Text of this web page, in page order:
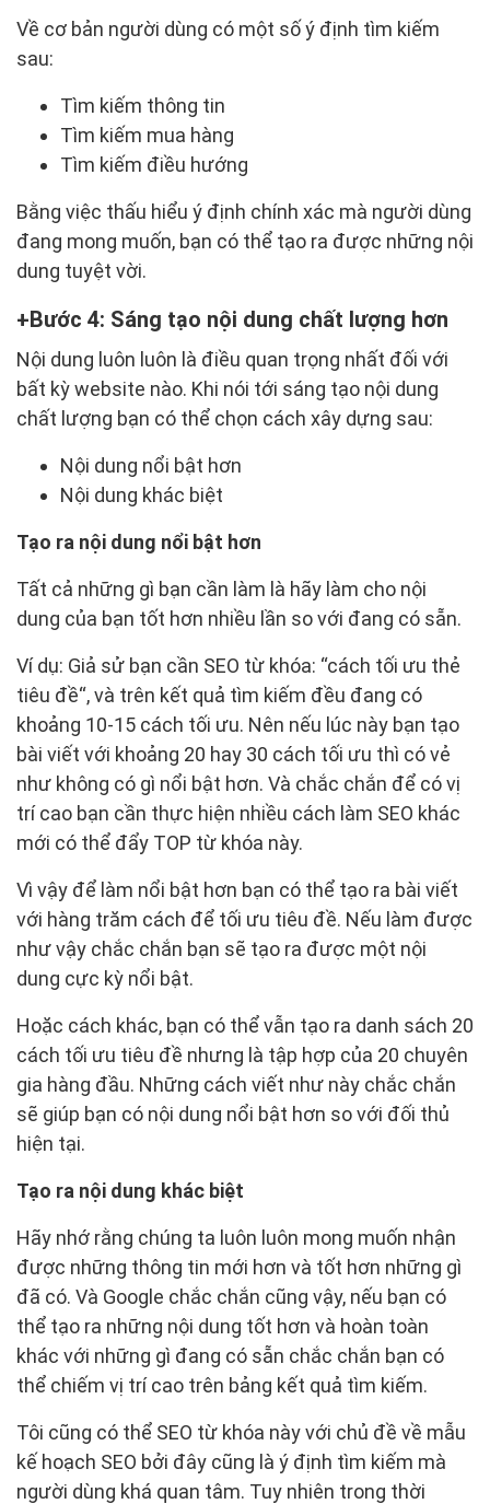
Về cơ bản người dùng có một số ý định tìm kiếm
sau:
Tìm kiếm thông tin
Tìm kiếm mua hàng
Tìm kiếm điều hướng
Bằng việc thấu hiểu ý định chính xác mà người dùng
đang mong muốn, bạn có thể tạo ra được những nội
dung tuyệt vời.
Bước 4: Sáng tạo nội dung chất lượng hơn
Nội dung luôn luôn là điều quan trọng nhất đối với
bất kỳ website nào. Khi nói tới sáng tạo nội dung
chất lượng bạn có thể chọn cách xây dựng sau:
Nội dung nổi bật hơn
Nội dung khác biệt
Tạo ra nội dung nổi bật hơn
Tất cả những gì bạn cần làm là hãy làm cho nội
dung của bạn tốt hơn nhiều lần so với đang có sẵn.
Ví dụ: Giả sử bạn cần SEO từ khóa: “cách tối ưu thẻ
tiêu đề“, và trên kết quả tìm kiếm đều đang có
khoảng 10-15 cách tối ưu. Nên nếu lúc này bạn tạo
bài viết với khoảng 20 hay 30 cách tối ưu thì có vẻ
như không có gì nổi bật hơn. Và chắc chắn để có vị
trí cao bạn cần thực hiện nhiều cách làm SEO khác
mới có thể đẩy TOP từ khóa này.
Vì vậy để làm nổi bật hơn bạn có thể tạo ra bài viết
với hàng trăm cách để tối ưu tiêu đề. Nếu làm được
như vậy chắc chắn bạn sẽ tạo ra được một nội
dung cực kỳ nổi bật.
Hoặc cách khác, bạn có thể vẫn tạo ra danh sách 20
cách tối ưu tiêu đề nhưng là tập hợp của 20 chuyên
gia hàng đầu. Những cách viết như này chắc chắn
sẽ giúp bạn có nội dung nổi bật hơn so với đối thủ
hiện tại.
Tạo ra nội dung khác biệt
Hãy nhớ rằng chúng ta luôn luôn mong muốn nhận
được những thông tin mới hơn và tốt hơn những gì
đã có. Và Google chắc chắn cũng vậy, nếu bạn có
thể tạo ra những nội dung tốt hơn và hoàn toàn
khác với những gì đang có sẵn chắc chắn bạn có
thể chiếm vị trí cao trên bảng kết quả tìm kiếm.
Tôi cũng có thể SEO từ khóa này với chủ đề về mẫu
kế hoạch SEO bởi đây cũng là ý định tìm kiếm mà
người dùng khá quan tâm. Tuy nhiên trong thời